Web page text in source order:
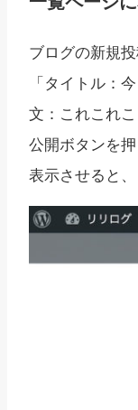
ブログの新規投
「タイトル：
文：これこれこ
公開ボタンを
表示させると、